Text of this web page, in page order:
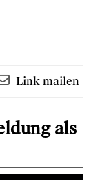
Link mailen
als